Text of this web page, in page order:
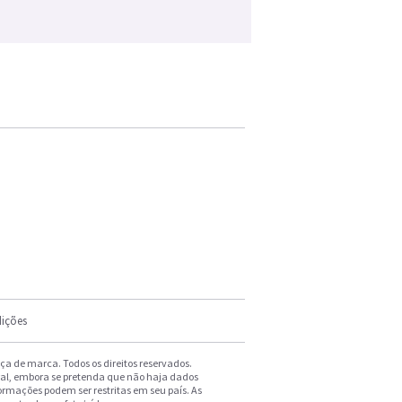
de marca. Todos os direitos reservados.
embora se pretenda que não haja dados
podem ser restritas em seu país. As